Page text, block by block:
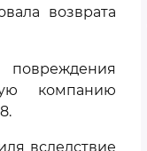
возврата
компанию
вследствие